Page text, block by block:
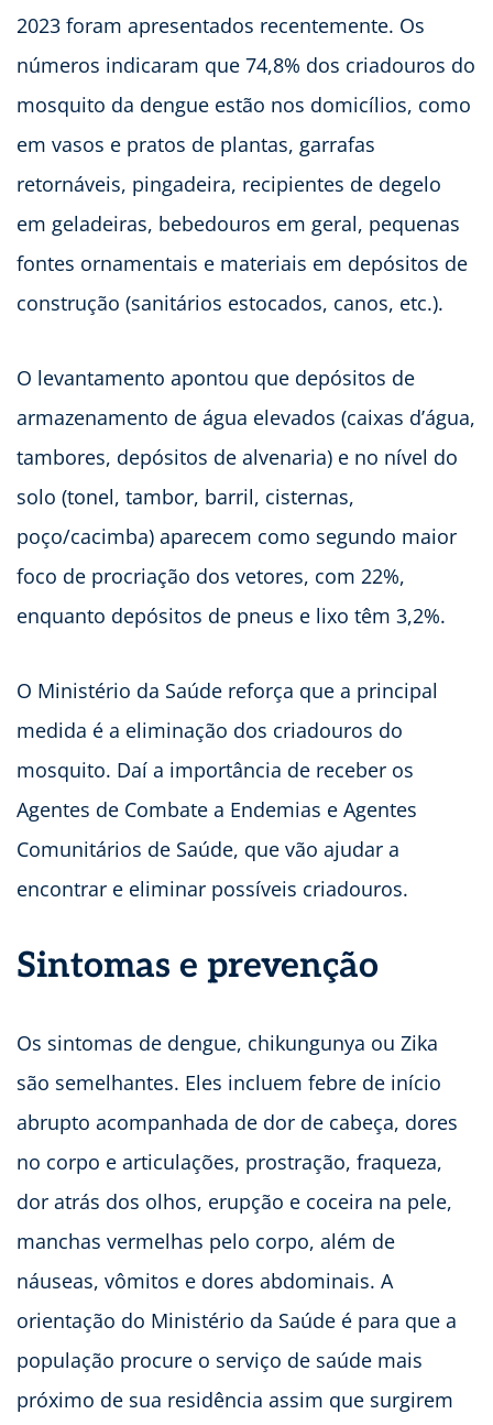
2023 foram apresentados recentemente. Os
números indicaram que 74,8% dos criadouros do
mosquito da dengue estão nos domicílios, como
em vasos e pratos de plantas, garrafas
retornáveis, pingadeira, recipientes de degelo
em geladeiras, bebedouros em geral, pequenas
fontes ornamentais e materiais em depósitos de
construção (sanitários estocados, canos, etc.).
O levantamento apontou que depósitos de
armazenamento de água elevados (caixas d’água,
tambores, depósitos de alvenaria) e no nível do
solo (tonel, tambor, barril, cisternas,
poço/cacimba) aparecem como segundo maior
foco de procriação dos vetores, com 22%,
enquanto depósitos de pneus e lixo têm 3,2%.
O Ministério da Saúde reforça que a principal
medida é a eliminação dos criadouros do
mosquito. Daí a importância de receber os
Agentes de Combate a Endemias e Agentes
Comunitários de Saúde, que vão ajudar a
encontrar e eliminar possíveis criadouros.
Sintomas e prevenção
Os sintomas de dengue, chikungunya ou Zika
são semelhantes. Eles incluem febre de início
abrupto acompanhada de dor de cabeça, dores
no corpo e articulações, prostração, fraqueza,
dor atrás dos olhos, erupção e coceira na pele,
manchas vermelhas pelo corpo, além de
náuseas, vômitos e dores abdominais. A
orientação do Ministério da Saúde é para que a
população procure o serviço de saúde mais
próximo de sua residência assim que surgirem